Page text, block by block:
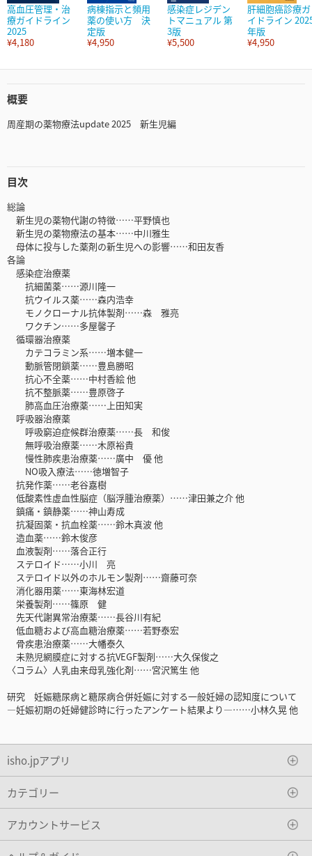
高血圧管理・治
療ガイドライン
2025
¥4,180
病棟指示と頻用
薬の使い方 決
定版
¥4,950
感染症レジデン
トマニュアル 第
3版
¥5,500
肝細胞癌診療ガ
イドライン
年版
¥4,950
概要
周産期の薬物療法update 2025 新生児編
目次
総論
新生児の薬物代謝の特徴……平野慎也
新生児の薬物療法の基本……中川雅生
母体に投与した薬剤の新生児への影響……和田友香
各論
感染症治療薬
抗細菌薬……源川隆一
抗ウイルス薬……森内浩幸
モノクローナル抗体製剤……森 雅亮
ワクチン……多屋馨子
循環器治療薬
カテコラミン系……増本健一
動脈管閉鎖薬……豊島勝昭
抗心不全薬……中村香絵 他
抗不整脈薬……豊原啓子
肺高血圧治療薬……上田知実
呼吸器治療薬
呼吸窮迫症候群治療薬……長 和俊
無呼吸治療薬……木原裕貴
慢性肺疾患治療薬……廣中 優 他
NO吸入療法……徳増智子
抗発作薬……老谷嘉樹
低酸素性虚血性脳症（脳浮腫治療薬）……津田兼之介 他
鎮痛・鎮静薬……神山寿成
抗凝固薬・抗血栓薬……鈴木真波 他
造血薬……鈴木俊彦
血液製剤……落合正行
ステロイド……小川 亮
ステロイド以外のホルモン製剤……齋藤可奈
消化器用薬……東海林宏道
栄養製剤……篠原 健
先天代謝異常治療薬……長谷川有紀
低血糖および高血糖治療薬……若野泰宏
骨疾患治療薬……大幡泰久
未熟児網膜症に対する抗VEGF製剤……大久保俊之
〈コラム〉人乳由来母乳強化剤……宮沢篤生 他
研究 妊娠糖尿病と糖尿病合併妊娠に対する一般妊婦の認知度について
―妊娠初期の妊婦健診時に行ったアンケート結果より―……小林久晃 他
isho.jpアプリ
カテゴリー
アカウントサービス